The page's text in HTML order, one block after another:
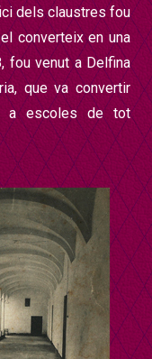
dels claustres fou
converteix en una
fou venut a Delfina
que va convertir
a escoles de tot